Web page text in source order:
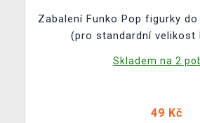
Zabalení Funko Pop figurky
(pro standardní velikost
Skladem na 2
49 Kč